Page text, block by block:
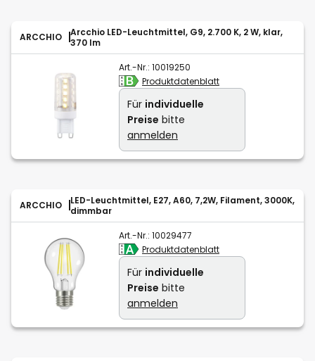
ARCCHIO
Arcchio LED-Leuchtmittel, G9, 2.700 K, 2 W, klar,
370 lm
Art.-Nr.: 10019250
Produktdatenblatt
Für individuelle
Preise bitte
anmelden
ARCCHIO
LED-Leuchtmittel, E27, A60, 7,2W, Filament, 3000K,
dimmbar
Art.-Nr.: 10029477
Produktdatenblatt
Für individuelle
Preise bitte
anmelden